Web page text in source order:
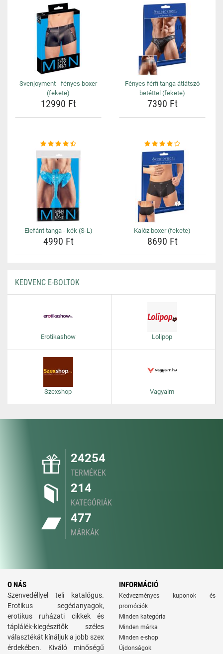
Svenjoyment - fényes boxer
(fekete)
12990 Ft
Fényes férfi tanga átlátszó
betéttel (fekete)
7390 Ft
Elefánt tanga - kék (S-L)
4990 Ft
Kalóz boxer (fekete)
8690 Ft
KEDVENC E-BOLTOK
Erotikashow Lolipop
Szexshop Vagyaim
24254
TERMÉKEK
214
KATEGÓRIÁK
477
MÁRKÁK
O NÁS
Szenvedéllyel teli katalógus.
Erotikus segédanyagok,
erotikus ruházati cikkek és
táplálék-kiegészítők széles
választékát kínáljuk a jobb szex
érdekében. Kiváló minőségű
INFORMÁCIÓ
Kedvezményes kuponok és
promóciók
Minden kategória
Minden márka
Minden e-shop
Újdonságok